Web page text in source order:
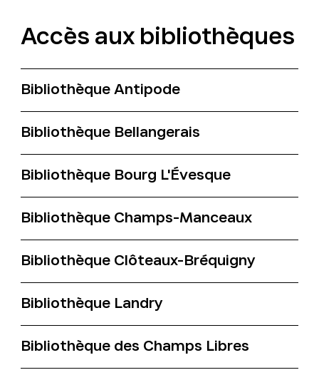
Accès aux bibliothèques
Bibliothèque Antipode
Bibliothèque Bellangerais
Bibliothèque Bourg L'Évesque
Bibliothèque Champs-Manceaux
Bibliothèque Clôteaux-Bréquigny
Bibliothèque Landry
Bibliothèque des Champs Libres